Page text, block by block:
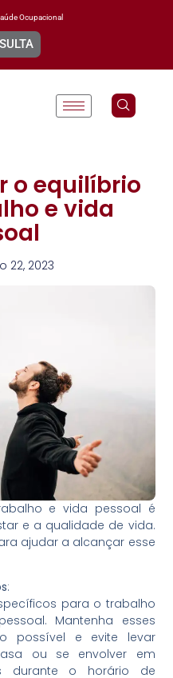
Ocupacional
o equilíbrio
e vida
22, 2023
e vida pessoal é
e a qualidade de vida.
ajudar a alcançar esse
:
para o trabalho
Mantenha esses
possível e evite levar
ou se envolver em
durante o horário de